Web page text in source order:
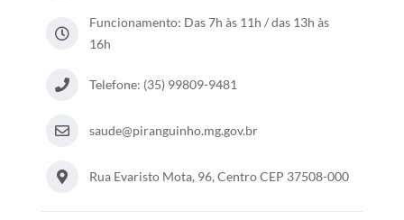
Funcionamento: Das 7h às 11h / das 13h às
16h
Telefone: (35) 99809-9481
saude@piranguinho.mg.gov.br
Rua Evaristo Mota, 96, Centro CEP 37508-000